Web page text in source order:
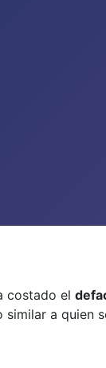
costado el
a quien